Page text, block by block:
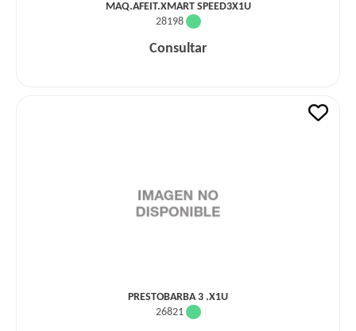
MAQ.AFEIT.XMART SPEED3X1U
28198
Consultar
PRESTOBARBA 3 .X1U
26821